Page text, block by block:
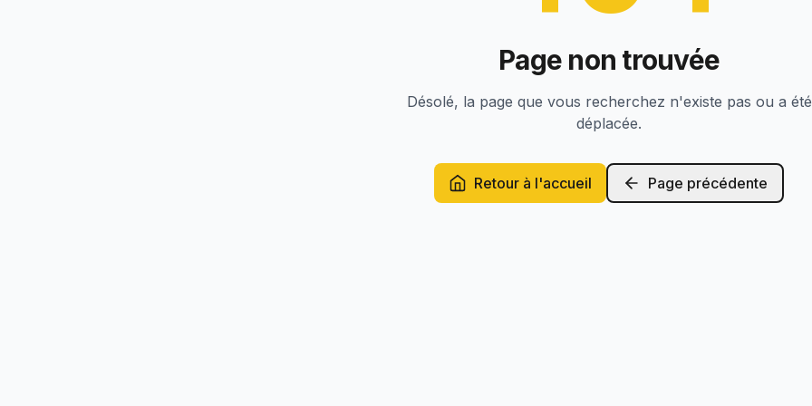
Page non trouvée
Désolé, la page que vous recherchez n'existe pas ou a été
déplacée.
Retour à l'accueil Page précédente